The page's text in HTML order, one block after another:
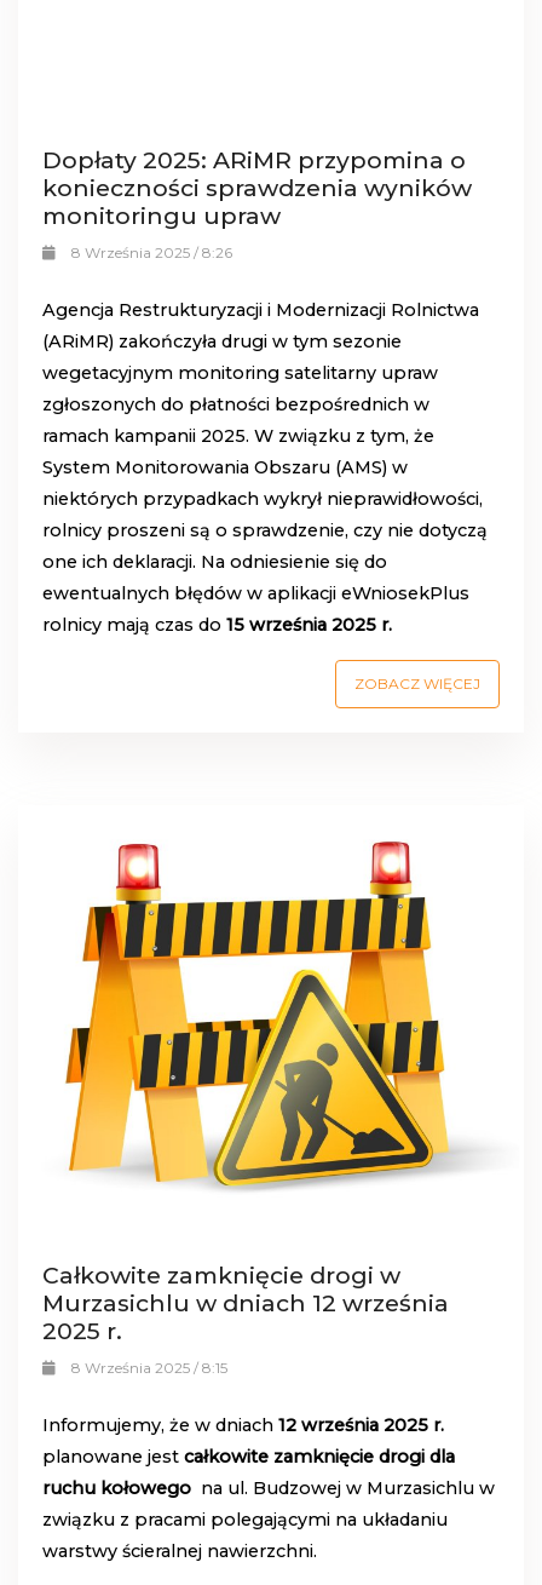
Dopłaty 2025: ARiMR przypomina o
konieczności sprawdzenia wyników
monitoringu upraw
8 Września 2025 / 8:26
Agencja Restrukturyzacji i Modernizacji Rolnictwa
(ARiMR) zakończyła drugi w tym sezonie
wegetacyjnym monitoring satelitarny upraw
zgłoszonych do płatności bezpośrednich w
ramach kampanii 2025. W związku z tym, że
System Monitorowania Obszaru (AMS) w
niektórych przypadkach wykrył nieprawidłowości,
rolnicy proszeni są o sprawdzenie, czy nie dotyczą
one ich deklaracji. Na odniesienie się do
ewentualnych błędów w aplikacji eWniosekPlus
rolnicy mają czas do 15 września 2025 r.
ZOBACZ WIĘCEJ
Całkowite zamknięcie drogi w
Murzasichlu w dniach 12 września
2025 r.
8 Września 2025 / 8:15
Informujemy, że w dniach 12 września 2025 r.
planowane jest całkowite zamknięcie drogi dla
ruchu kołowego na ul. Budzowej w Murzasichlu w
związku z pracami polegającymi na układaniu
warstwy ścieralnej nawierzchni.